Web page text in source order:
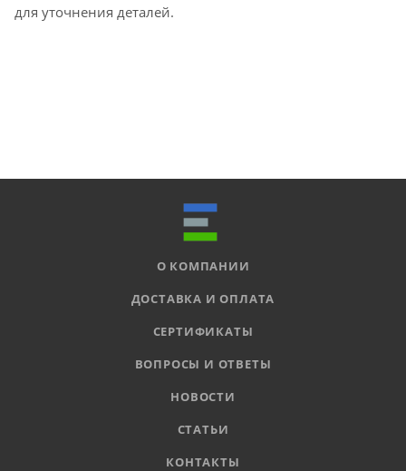
для уточнения деталей.
О КОМПАНИИ
ДОСТАВКА И ОПЛАТА
СЕРТИФИКАТЫ
ВОПРОСЫ И ОТВЕТЫ
НОВОСТИ
СТАТЬИ
КОНТАКТЫ